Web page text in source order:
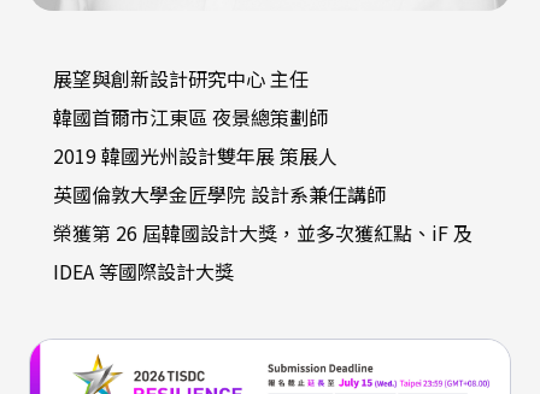
展望與創新設計研究中心 主任
韓國首爾市江東區 夜景總策劃師
2019 韓國光州設計雙年展 策展人
英國倫敦大學金匠學院 設計系兼任講師
榮獲第 26 屆韓國設計大獎，並多次獲紅點、iF 及
IDEA 等國際設計大獎